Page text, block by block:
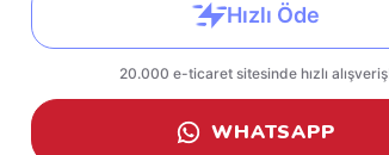
WHATSAPP